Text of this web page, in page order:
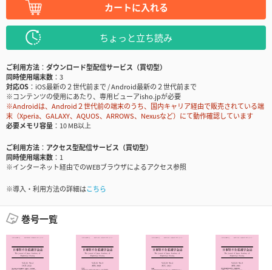
カートに入れる
ちょっと立ち読み
ご利用方法
ダウンロード型配信サービス（買切型）
同時使用端末数
3
対応OS
iOS最新の２世代前まで / Android最新の２世代前まで
※コンテンツの使用にあたり、専用ビューアisho.jpが必要
※Androidは、Android２世代前の端末のうち、国内キャリア経由で販売されている端
末（Xperia、GALAXY、AQUOS、ARROWS、Nexusなど）にて動作確認しています
必要メモリ容量
10 MB以上
ご利用方法
アクセス型配信サービス（買切型）
同時使用端末数
1
※インターネット経由でのWEBブラウザによるアクセス参照
※導入・利用方法の詳細はこちら
巻号一覧